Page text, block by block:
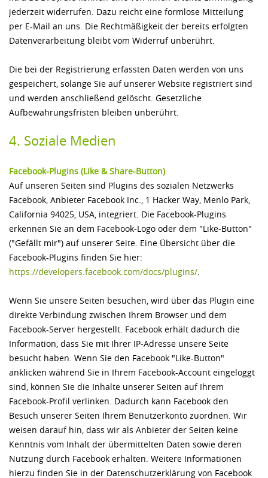
jederzeit widerrufen. Dazu reicht eine formlose Mitteilung
per E-Mail an uns. Die Rechtmäßigkeit der bereits erfolgten
Datenverarbeitung bleibt vom Widerruf unberührt.
Die bei der Registrierung erfassten Daten werden von uns
gespeichert, solange Sie auf unserer Website registriert sind
und werden anschließend gelöscht. Gesetzliche
Aufbewahrungsfristen bleiben unberührt.
4. Soziale Medien
Facebook-Plugins (Like & Share-Button)
Auf unseren Seiten sind Plugins des sozialen Netzwerks
Facebook, Anbieter Facebook Inc., 1 Hacker Way, Menlo Park,
California 94025, USA, integriert. Die Facebook-Plugins
erkennen Sie an dem Facebook-Logo oder dem "Like-Button"
("Gefällt mir") auf unserer Seite. Eine Übersicht über die
Facebook-Plugins finden Sie hier:
https://developers.facebook.com/­docs/­plugins/­.
Wenn Sie unsere Seiten besuchen, wird über das Plugin eine
direkte Verbindung zwischen Ihrem Browser und dem
Facebook-Server hergestellt. Facebook erhält dadurch die
Information, dass Sie mit Ihrer IP-Adresse unsere Seite
besucht haben. Wenn Sie den Facebook "Like-Button"
anklicken während Sie in Ihrem Facebook-Account eingeloggt
sind, können Sie die Inhalte unserer Seiten auf Ihrem
Facebook-Profil verlinken. Dadurch kann Facebook den
Besuch unserer Seiten Ihrem Benutzerkonto zuordnen. Wir
weisen darauf hin, dass wir als Anbieter der Seiten keine
Kenntnis vom Inhalt der übermittelten Daten sowie deren
Nutzung durch Facebook erhalten. Weitere Informationen
hierzu finden Sie in der Datenschutzerklärung von Facebook